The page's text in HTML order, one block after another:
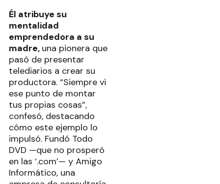
Él atribuye su
mentalidad
emprendedora a su
madre, una pionera que
pasó de presentar
telediarios a crear su
productora. “Siempre vi
ese punto de montar
tus propias cosas”,
confesó, destacando
cómo este ejemplo lo
impulsó. Fundó Todo
DVD —que no prosperó
en las ‘.com’— y Amigo
Informático, una